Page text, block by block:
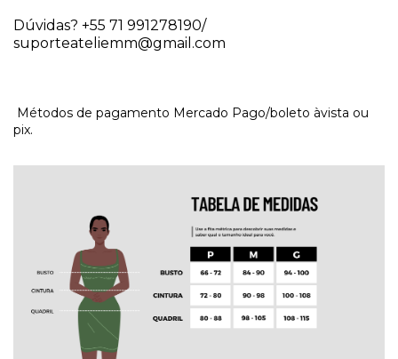
Dúvidas? +55 71 991278190/
suporteateliemm@gmail.com
Métodos de pagamento Mercado Pago/boleto àvista ou
pix.